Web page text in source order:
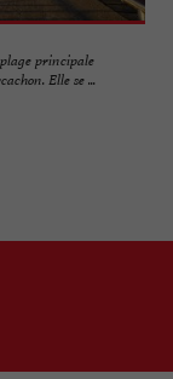
principale
Elle se ...